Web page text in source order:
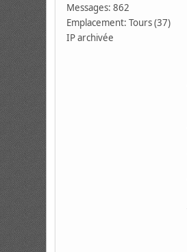
Messages: 862
Emplacement: Tours (37)
IP archivée